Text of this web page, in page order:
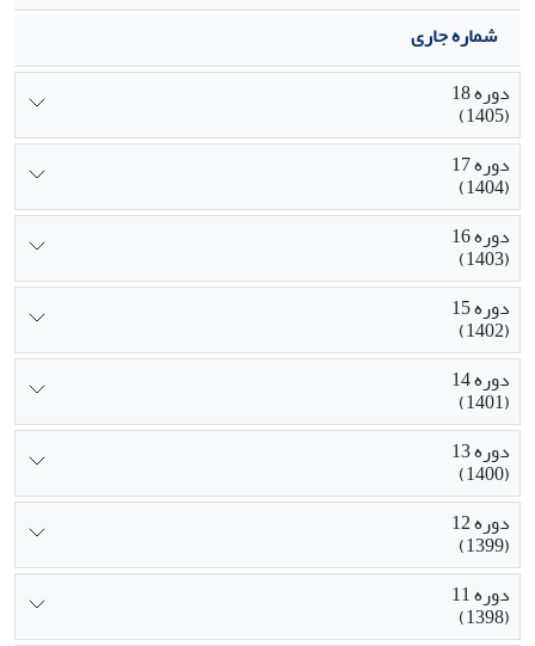
شماره جاری
دوره 18
(1405)
دوره 17
(1404)
دوره 16
(1403)
دوره 15
(1402)
دوره 14
(1401)
دوره 13
(1400)
دوره 12
(1399)
دوره 11
(1398)